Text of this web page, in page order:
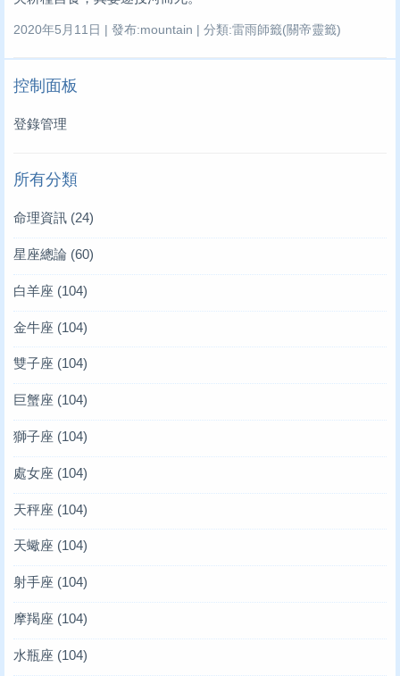
2020年5月11日 | 發布:mountain | 分類:雷雨師籤(關帝靈籤)
控制面板
登錄管理
所有分類
命理資訊 (24)
星座總論 (60)
白羊座 (104)
金牛座 (104)
雙子座 (104)
巨蟹座 (104)
獅子座 (104)
處女座 (104)
天秤座 (104)
天蠍座 (104)
射手座 (104)
摩羯座 (104)
水瓶座 (104)